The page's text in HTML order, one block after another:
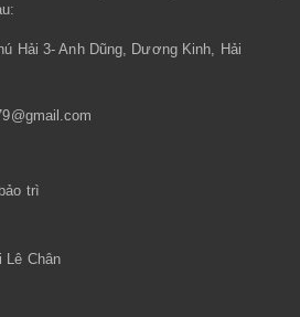
Hải 3- Anh Dũng, Dương Kinh, Hải
trì
Lê Chân